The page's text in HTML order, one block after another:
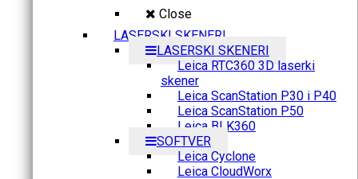
Close
LASERSKI SKENERI
LASERSKI SKENERI
Leica RTC360 3D laserki
skener
Leica ScanStation P30 i P40
Leica ScanStation P50
Leica BLK360
SOFTVER
Leica Cyclone
Leica CloudWorx